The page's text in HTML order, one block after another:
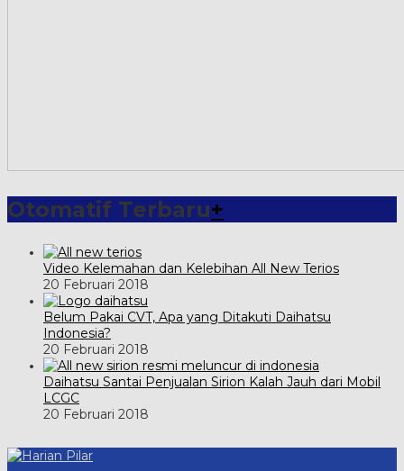
Otomatif Terbaru+
Video Kelemahan dan Kelebihan All New Terios
20 Februari 2018
Belum Pakai CVT, Apa yang Ditakuti Daihatsu
Indonesia?
20 Februari 2018
Daihatsu Santai Penjualan Sirion Kalah Jauh dari Mobil
LCGC
20 Februari 2018